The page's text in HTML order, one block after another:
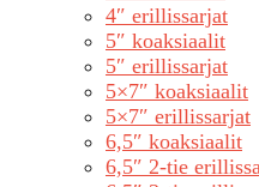
4″ erillissarjat
5″ koaksiaalit
5″ erillissarjat
5×7″ koaksiaalit
5×7″ erillissarjat
6,5″ koaksiaalit
6,5″ 2-tie